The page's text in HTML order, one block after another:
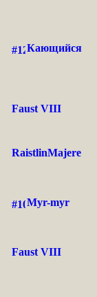
Кающийся
Faust VIII
RaistlinMajere
Myr-myr
Faust VIII